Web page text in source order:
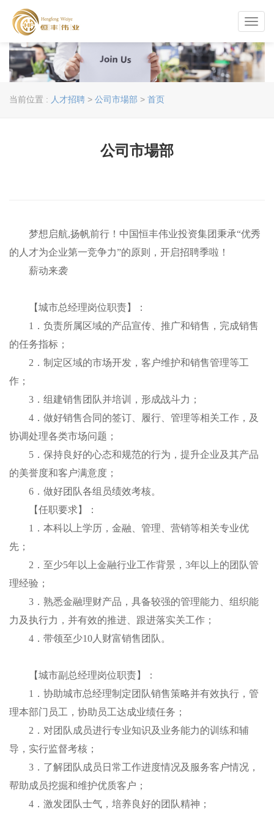
当前位置 : 人才招聘 > 公司市場部 > 首页
公司市場部
梦想启航,扬帆前行！中国恒丰伟业投资集团秉承“优秀
的人才为企业第一竞争力”的原则，开启招聘季啦！
薪动来袭
【城市总经理岗位职责】：
1．负责所属区域的产品宣传、推广和销售，完成销售
的任务指标；
2．制定区域的市场开发，客户维护和销售管理等工
作；
3．组建销售团队并培训，形成战斗力；
4．做好销售合同的签订、履行、管理等相关工作，及
协调处理各类市场问题；
5．保持良好的心态和规范的行为，提升企业及其产品
的美誉度和客户满意度；
6．做好团队各组员绩效考核。
【任职要求】：
1．本科以上学历，金融、管理、营销等相关专业优
先；
2．至少5年以上金融行业工作背景，3年以上的团队管
理经验；
3．熟悉金融理财产品，具备较强的管理能力、组织能
力及执行力，并有效的推进、跟进落实关工作；
4．带领至少10人财富销售团队。
【城市副总经理岗位职责】：
1．协助城市总经理制定团队销售策略并有效执行，管
理本部门员工，协助员工达成业绩任务；
2．对团队成员进行专业知识及业务能力的训练和辅
导，实行监督考核；
3．了解团队成员日常工作进度情况及服务客户情况，
帮助成员挖掘和维护优质客户；
4．激发团队士气，培养良好的团队精神；